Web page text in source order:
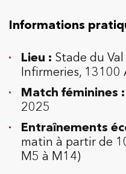
Informations
Lieu : Stade du
Infirmeries, 13100
Match féminines :
2025
Entraînements
matin à partir de
M5 à M14)